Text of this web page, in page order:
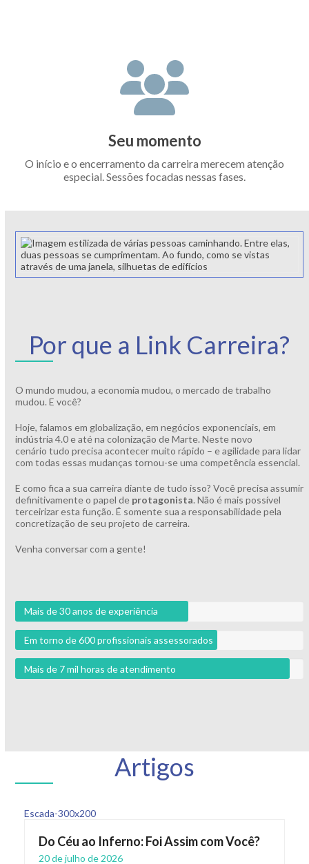
Seu momento
O início e o encerramento da carreira merecem atenção
especial. Sessões focadas nessas fases.
Por que a Link Carreira?
O mundo mudou, a economia mudou, o mercado de trabalho
mudou. E você?
Hoje, falamos em globalização, em negócios exponenciais, em
indústria 4.0 e até na colonização de Marte. Neste novo
cenário tudo precisa acontecer muito rápido – e agilidade para lidar
com todas essas mudanças tornou-se uma competência essencial.
E como fica a sua carreira diante de tudo isso? Você precisa assumir
definitivamente o papel de protagonista. Não é mais possível
terceirizar esta função. É somente sua a responsabilidade pela
concretização de seu projeto de carreira.
Venha conversar com a gente!
Mais de 30 anos de experiência
Em torno de 600 profissionais assessorados
Mais de 7 mil horas de atendimento
Artigos
Do Céu ao Inferno: Foi Assim com Você?
20 de julho de 2026